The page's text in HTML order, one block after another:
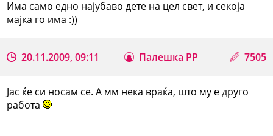
Има само едно најубаво дете на цел свет, и секоја
мајка го има :))
20.11.2009, 09:11 Палешка РР 7505
Јас ќе си носам се. А мм нека враќа, што му е друго
работа